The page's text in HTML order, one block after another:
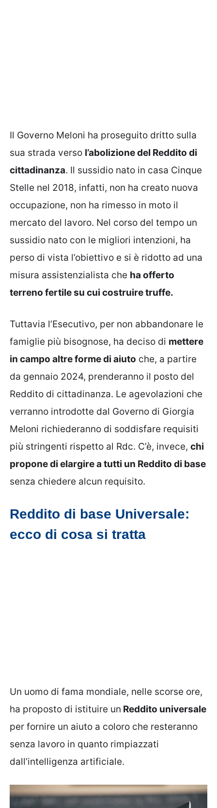
Il Governo Meloni ha proseguito dritto sulla
sua strada verso l’abolizione del Reddito di
cittadinanza. Il sussidio nato in casa Cinque
Stelle nel 2018, infatti, non ha creato nuova
occupazione, non ha rimesso in moto il
mercato del lavoro. Nel corso del tempo un
sussidio nato con le migliori intenzioni, ha
perso di vista l’obiettivo e si è ridotto ad una
misura assistenzialista che ha offerto
terreno fertile su cui costruire truffe.
Tuttavia l’Esecutivo, per non abbandonare le
famiglie più bisognose, ha deciso di mettere
in campo altre forme di aiuto che, a partire
da gennaio 2024, prenderanno il posto del
Reddito di cittadinanza. Le agevolazioni che
verranno introdotte dal Governo di Giorgia
Meloni richiederanno di soddisfare requisiti
più stringenti rispetto al Rdc. C’è, invece, chi
propone di elargire a tutti un Reddito di base
senza chiedere alcun requisito.
Reddito di base Universale:
ecco di cosa si tratta
Un uomo di fama mondiale, nelle scorse ore,
ha proposto di istituire un Reddito universale
per fornire un aiuto a coloro che resteranno
senza lavoro in quanto rimpiazzati
dall’intelligenza artificiale.